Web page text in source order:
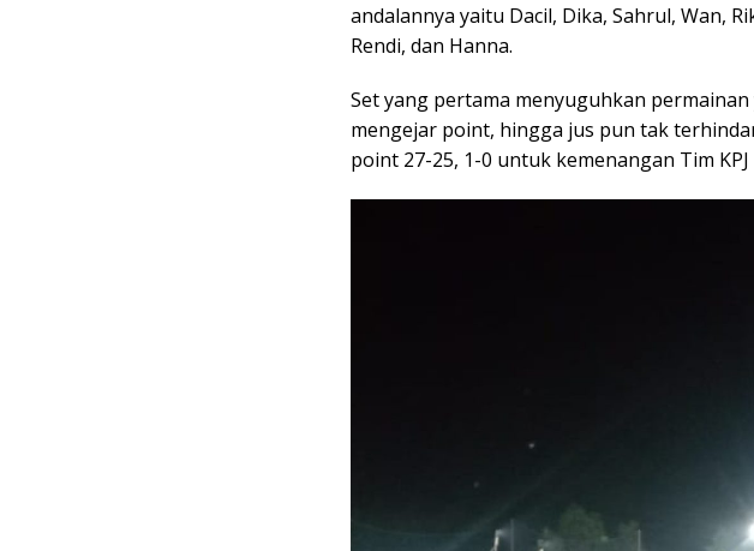
andalannya yaitu Dacil, Dika, Sahrul, Wan,
Rendi, dan Hanna.
Set yang pertama menyuguhkan
mengejar point, hingga jus pun tak
point 27-25, 1-0 untuk kemenangan Tim